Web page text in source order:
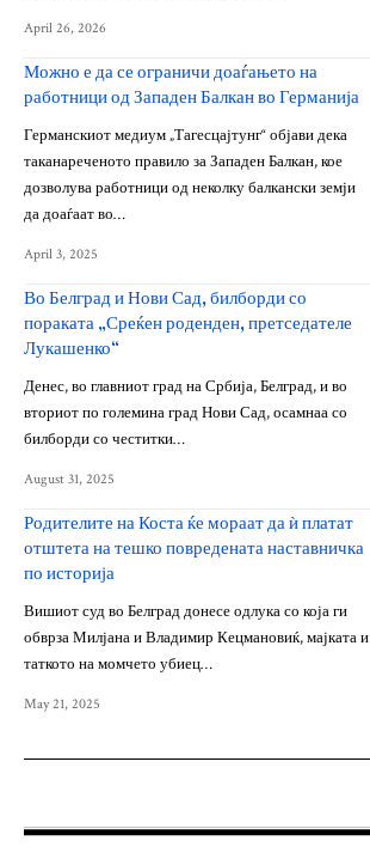
April 26, 2026
Можно е да се ограничи доаѓањето на
работници од Западен Балкан во Германија
Германскиот медиум „Тагесцајтунг“ објави дека
таканареченото правило за Западен Балкан, кое
дозволува работници од неколку балкански земји
да доаѓаат во…
April 3, 2025
Во Белград и Нови Сад, билборди со
пораката „Среќен роденден, претседателе
Лукашенко“
Денес, во главниот град на Србија, Белград, и во
вториот по големина град Нови Сад, осамнаа со
билборди со честитки…
August 31, 2025
Родителите на Коста ќе мораат да ѝ платат
отштета на тешко повредената наставничка
по историја
Вишиот суд во Белград донесе одлука со која ги
обврза Милјана и Владимир Кецмановиќ, мајката и
таткото на момчето убиец…
May 21, 2025